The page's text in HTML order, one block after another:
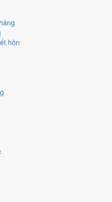
hôn
Thu
khai mở, bắt đầu mới) nhưng gặp
7 việc chính